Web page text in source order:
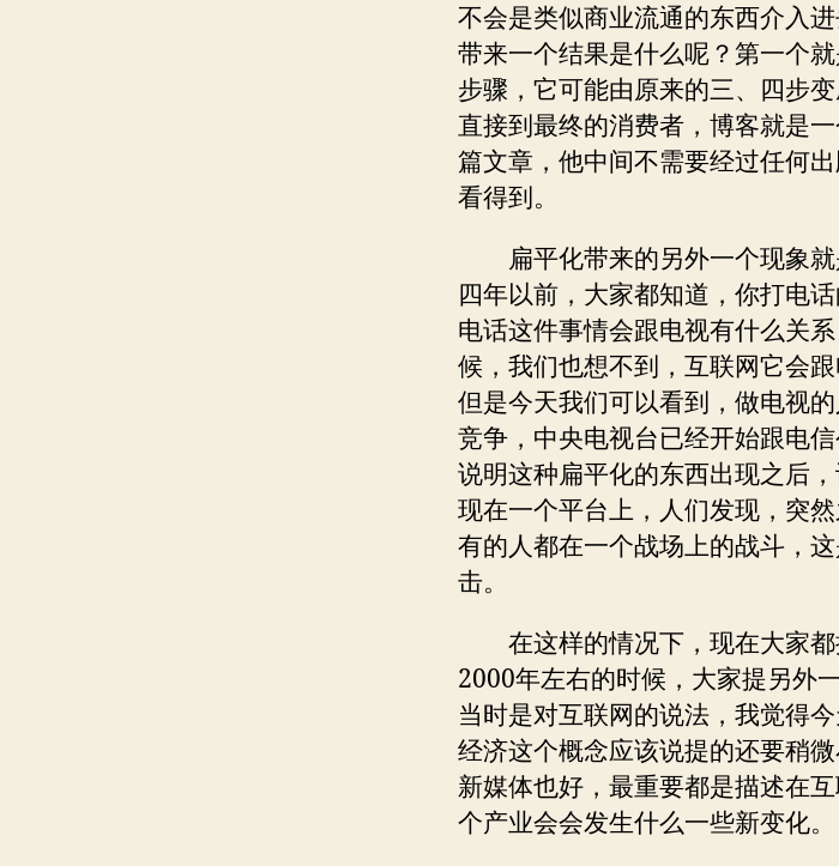
不会是类似商业流通的东西介入
带来一个结果是什么呢？第一个
步骤，它可能由原来的三、四步
直接到最终的消费者，博客就是
篇文章，他中间不需要经过任何
看得到。
扁平化带来的另外一个现象
四年以前，大家都知道，你打电
电话这件事情会跟电视有什么关
候，我们也想不到，互联网它会
但是今天我们可以看到，做电视
竞争，中央电视台已经开始跟电
说明这种扁平化的东西出现之后
现在一个平台上，人们发现，突
有的人都在一个战场上的战斗，
击。
在这样的情况下，现在大家
2000年左右的时候，大家提另外
当时是对互联网的说法，我觉得
经济这个概念应该说提的还要稍
新媒体也好，最重要都是描述在
个产业会会发生什么一些新变化。